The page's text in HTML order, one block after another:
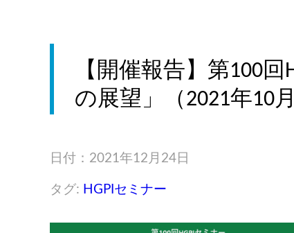
【開催報告】第100
の展望」（2021年10月
日付：2021年12月24日
タグ: HGPIセミナー